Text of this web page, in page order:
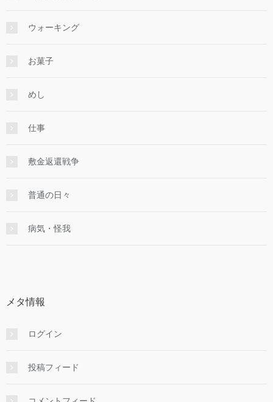
ウォーキング
お菓子
めし
仕事
敷金返還戦争
普通の日々
病気・怪我
メタ情報
ログイン
投稿フィード